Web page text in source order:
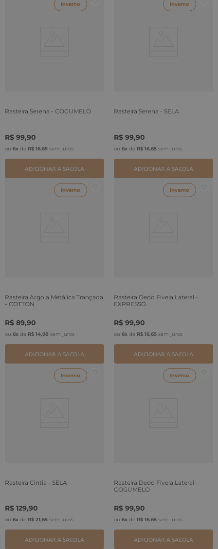
Inverno
Rasteira Serena - COGUMELO
R$ 99,90
ou 6x de R$ 16,65 sem juros
ADICIONAR A SACOLA
Inverno
Rasteira Serena - SELA
R$ 99,90
ou 6x de R$ 16,65 sem juros
ADICIONAR A SACOLA
Inverno
Rasteira Argola Metálica Trançada
- COTTON
R$ 89,90
ou 6x de R$ 14,98 sem juros
ADICIONAR A SACOLA
Inverno
Rasteira Dedo Fivela Lateral -
EXPRESSO
R$ 99,90
ou 6x de R$ 16,65 sem juros
ADICIONAR A SACOLA
Inverno
Rasteira Cintia - SELA
R$ 129,90
ou 6x de R$ 21,65 sem juros
ADICIONAR A SACOLA
Inverno
Rasteira Dedo Fivela Lateral -
COGUMELO
R$ 99,90
ou 6x de R$ 16,65 sem juros
ADICIONAR A SACOLA